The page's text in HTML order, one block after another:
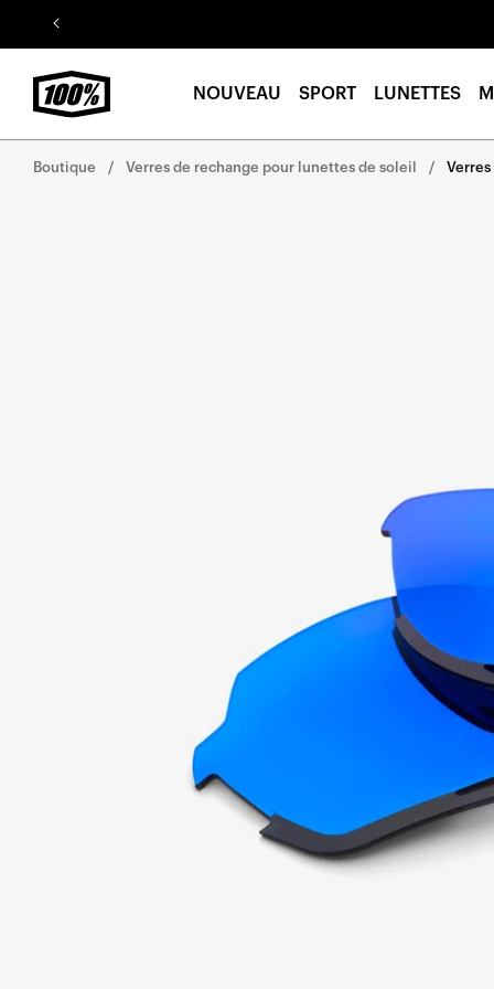
Aller au
contenu
NOUVEAU SPORT LUNETTES
Boutique Verres de rechange pour lunettes de soleil